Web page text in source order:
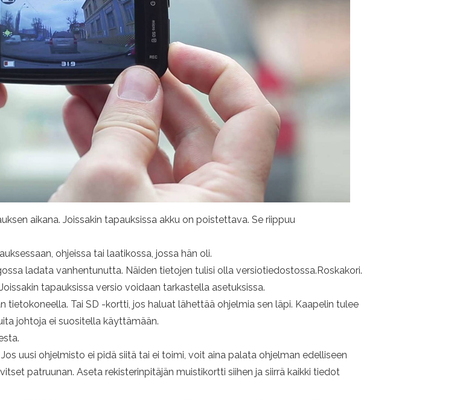
aikana. Joissakin tapauksissa akku on poistettava. Se riippuu
ohjeissa tai laatikossa, jossa hän oli.
ladata vanhentunutta. Näiden tietojen tulisi olla versiotiedostossa.Roskakori.
tapauksissa versio voidaan tarkastella asetuksissa.
tietokoneella. Tai SD -kortti, jos haluat lähettää ohjelmia sen läpi. Kaapelin tulee
johtoja ei suositella käyttämään.
uusi ohjelmisto ei pidä siitä tai ei toimi, voit aina palata ohjelman edelliseen
patruunan. Aseta rekisterinpitäjän muistikortti siihen ja siirrä kaikki tiedot